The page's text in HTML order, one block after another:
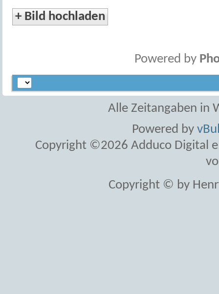
+ Bild hochladen
Powered by
Alle Zeitangaben in
Powered by
Copyright ©2026 Adduco Digital
Copyright © by